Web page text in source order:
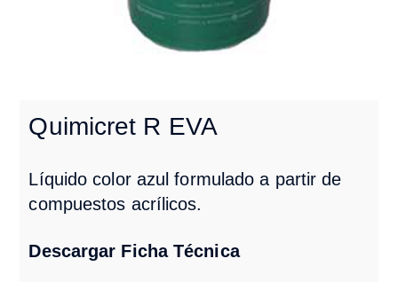
Quimicret R EVA
Líquido color azul formulado a partirde
compuestos acrílicos.
Descargar Ficha Técnica